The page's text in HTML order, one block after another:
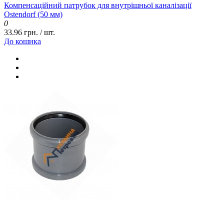
Компенсаційний патрубок для внутрішньої каналізації
Ostendorf (50 мм)
0
33.96 грн. / шт.
До кошика